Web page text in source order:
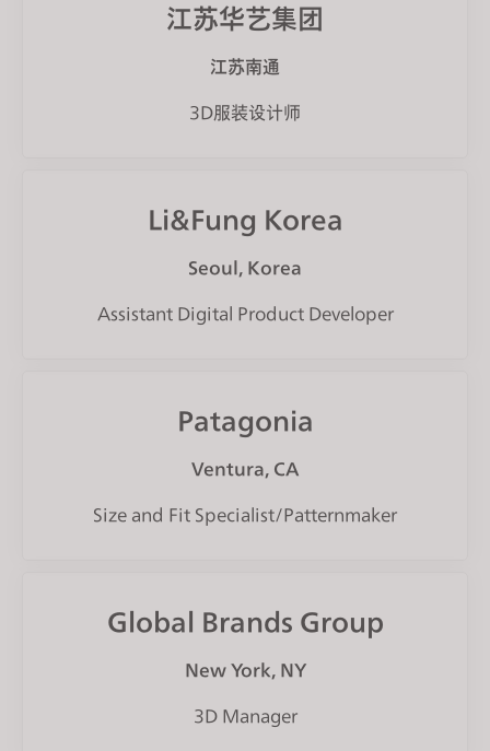
江苏华艺集团
江苏南通
3D服装设计师
Li&Fung Korea
Seoul, Korea
Assistant Digital Product Developer
Patagonia
Ventura, CA
Size and Fit Specialist/Patternmaker
Global Brands Group
New York, NY
3D Manager